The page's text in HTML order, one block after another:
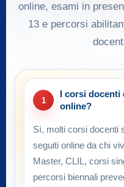
online, esami in
13 e percorsi
1
I corsi docenti
online?
Sì, molti corsi docenti
seguiti online da chi
Master, CLIL, corsi
percorsi biennali